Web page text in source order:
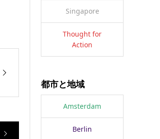
Singapore
Thought for
Action
都市と地域
Amsterdam
Berlin